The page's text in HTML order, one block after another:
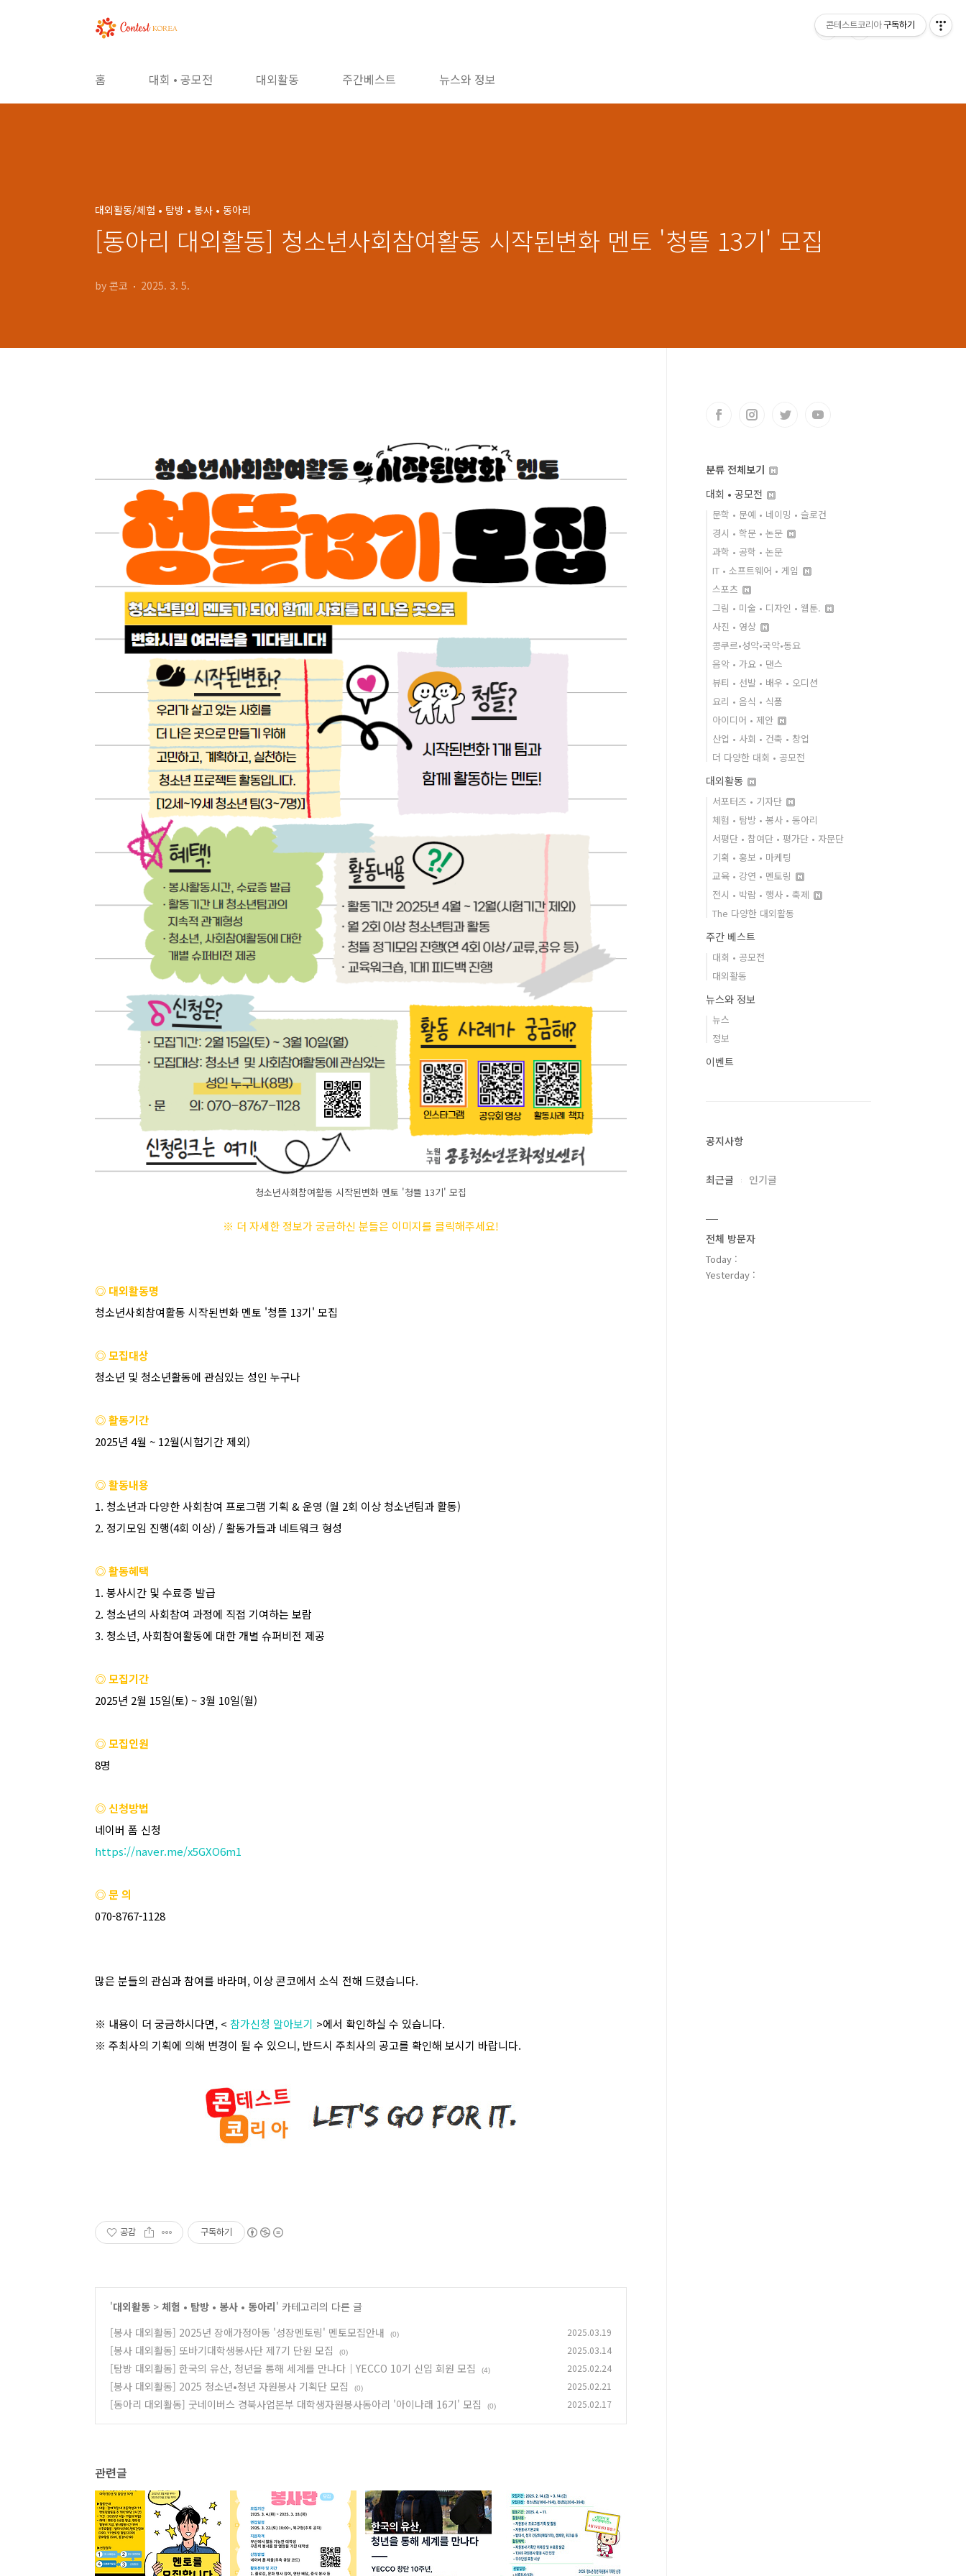
홈 대회 • 공모전 대외활동 주간베스트 뉴스와 정보
대외활동/체험 • 탐방 • 봉사 • 동아리
[동아리 대외활동] 청소년사회참여활동 시작된변화 멘토 '청뜰 13기' 모집
by 콘코 2025. 3. 5.
청소년사회참여활동 시작된변화 멘토 '청뜰 13기' 모집
※ 더 자세한 정보가 궁금하신 분들은 이미지를 클릭해주세요!
◎ 대외활동명
청소년사회참여활동 시작된변화 멘토 '청뜰 13기' 모집
◎ 모집대상
청소년 및 청소년활동에 관심있는 성인 누구나
◎ 활동기간
2025년 4월 ~ 12월(시험기간 제외)
◎ 활동내용
1. 청소년과 다양한 사회참여 프로그램 기획 & 운영 (월 2회 이상 청소년팀과 활동)
2. 정기모임 진행(4회 이상) / 활동가들과 네트워크 형성
◎ 활동혜택
1. 봉사시간 및 수료증 발급
2. 청소년의 사회참여 과정에 직접 기여하는 보람
3. 청소년,사회참여활동에 대한 개별 슈퍼비전 제공
◎ 모집기간
2025년 2월 15일(토) ~ 3월 10일(월)
◎ 모집인원
8명
◎ 신청방법
네이버 폼 신청
https://naver.me/x5GXO6m1
◎ 문 의
070-8767-1128
많은 분들의 관심과 참여를 바라며, 이상 콘코에서 소식 전해 드렸습니다.
※ 내용이 더 궁금하시다면, < 참가신청 알아보기 >에서 확인하실 수 있습니다.
※ 주최사의 기획에 의해 변경이 될 수 있으니, 반드시 주최사의 공고를 확인해 보시기 바랍니다.
공감 구독하기
'대외활동 > 체험 • 탐방 • 봉사 • 동아리' 카테고리의 다른 글
[봉사 대외활동] 2025년 장애가정아동 '성장멘토링' 멘토모집안내
(0) 2025.03.19
[봉사 대외활동] 또바기대학생봉사단 제7기 단원 모집 (0) 2025.03.14
[탐방 대외활동] 한국의 유산, 청년을 통해 세계를 만나다｜YECCO 10기 신입 회원 모집 (4) 2025.02.24
[봉사 대외활동] 2025 청소년•청년 자원봉사 기획단 모집 (0) 2025.02.21
[동아리 대외활동] 굿네이버스 경북사업본부 대학생자원봉사동아리 '아이나래 16기' 모집 (0) 2025.02.17
관련글
분류 전체보기
대회 • 공모전
문학 • 문예 • 네이밍 • 슬로건
경시 • 학문 • 논문
과학 • 공학 • 논문
IT • 소프트웨어 • 게임
스포츠
그림 • 미술 • 디자인 • 웹툰.
사진 • 영상
콩쿠르•성악•국악•동요
음악 • 가요 • 댄스
뷰티 • 선발 • 배우 • 오디션
요리 • 음식 • 식품
아이디어 • 제안
산업 • 사회 • 건축 • 창업
더 다양한 대회 • 공모전
대외활동
서포터즈 • 기자단
체험 • 탐방 • 봉사 • 동아리
서평단 • 참여단 • 평가단 • 자문단
기획 • 홍보 • 마케팅
교육 • 강연 • 멘토링
전시 • 박람 • 행사 • 축제
The 다양한 대외활동
주간 베스트
대회 • 공모전
대외활동
뉴스와 정보
뉴스
정보
이벤트
공지사항
최근글 인기글
전체 방문자
Today :
Yesterday :
콘테스트코리아 구독하기